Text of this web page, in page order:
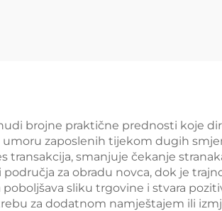
brojne praktične prednosti koje
zaposlenih tijekom dugih
transakcija, smanjuje čekanje
područja za obradu novca, dok je
sliku trgovine i stvara
za dodatnom namještajem ili